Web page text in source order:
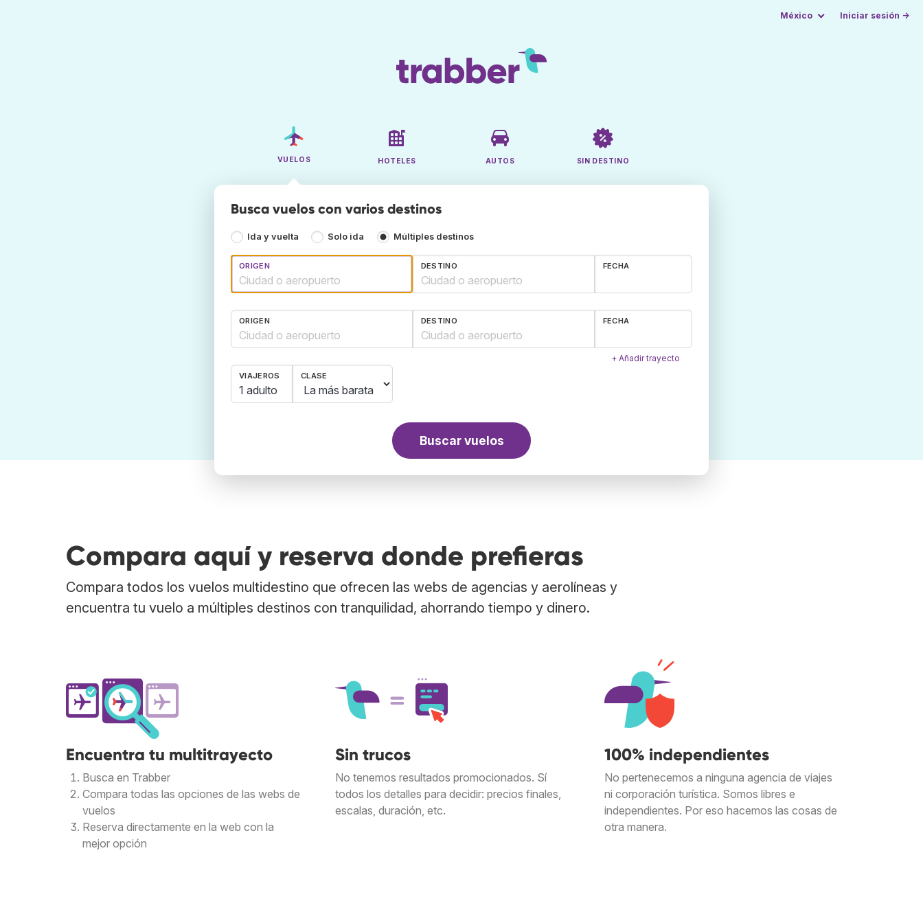
México Iniciar sesión →
VUELOS HOTELES AUTOS SIN DESTINO
Busca vuelos con varios destinos
Ida y vuelta Solo ida Múltiples destinos
ORIGEN DESTINO FECHA
ORIGEN DESTINO FECHA
+ Añadir trayecto
VIAJEROS
1 adulto
CLASE
Buscar vuelos
Compara aquí y reserva donde prefieras
Compara todos los vuelos multidestino que ofrecen las webs de agencias y aerolíneas y
encuentra tu vuelo a múltiples destinos con tranquilidad, ahorrando tiempo y dinero.
Encuentra tu multitrayecto
Busca en Trabber
Compara todas las opciones de las webs de
vuelos
Reserva directamente en la web con la
mejor opción
Sin trucos
No tenemos resultados promocionados. Sí
todos los detalles para decidir: precios finales,
escalas, duración, etc.
100% independientes
No pertenecemos a ninguna agencia de viajes
ni corporación turística. Somos libres e
independientes. Por eso hacemos las cosas de
otra manera.